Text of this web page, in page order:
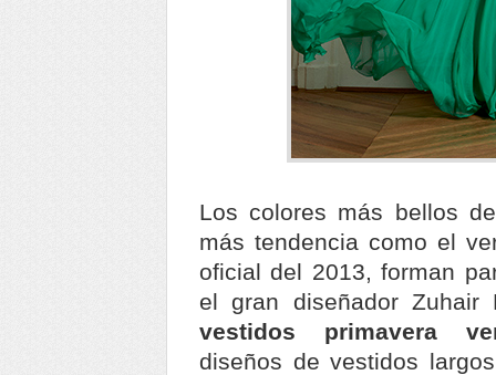
Los colores más bellos
más tendencia como el
oficial del 2013, forman
el gran diseñador Zuhair
vestidos primavera
diseños de vestidos